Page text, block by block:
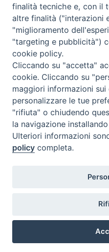
Ufficio Amministrativo, Ufficio
finalità tecniche e, con il
altre finalità ("interazioni
"miglioramento
"targeting e pubblicità")
cookie policy.
Cliccando su "accetta"
cookie. Cliccando su
maggiori informazioni
personalizzare le tue
"rifiuta" o chiudendo
la navigazione
Ulteriori informazioni
policy completa.